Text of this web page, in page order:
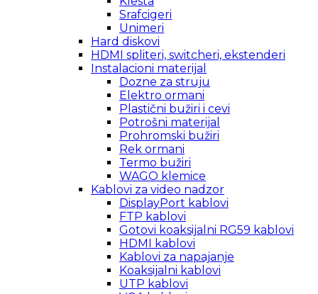
Srafcigeri
Unimeri
Hard diskovi
HDMI spliteri, switcheri, ekstenderi
Instalacioni materijal
Dozne za struju
Elektro ormani
Plastični bužiri i cevi
Potrošni materijal
Prohromski bužiri
Rek ormani
Termo bužiri
WAGO klemice
Kablovi za video nadzor
DisplayPort kablovi
FTP kablovi
Gotovi koaksijalni RG59 kablovi
HDMI kablovi
Kablovi za napajanje
Koaksijalni kablovi
UTP kablovi